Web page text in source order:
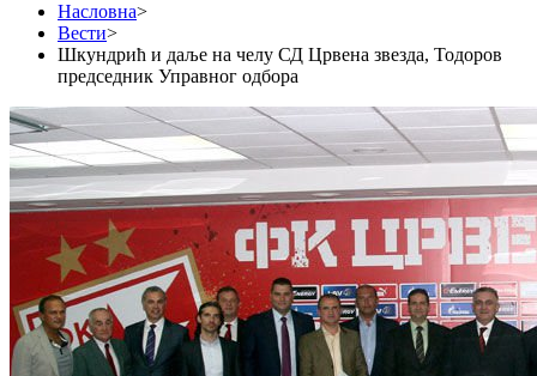
Насловна>
Вести>
​Шкундрић и даље на челу СД Црвена звезда, Тодоров
председник Управног одбора